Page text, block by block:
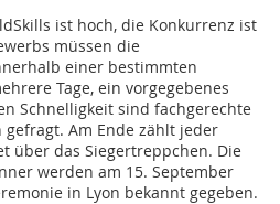
ist hoch, die Konkurrenz ist
müssen die
einer bestimmten
Tage, ein vorgegebenes
Schnelligkeit sind fachgerechte
Am Ende zählt jeder
über das Siegertreppchen. Die
werden am 15. September
in Lyon bekannt gegeben.